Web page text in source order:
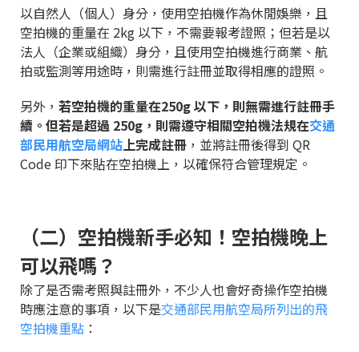
以自然人（個人）身分，使用空拍機作為休閒娛樂，且
空拍機的重量在 2kg 以下，不需要報考證照；但若是以
法人（企業或組織）身分，且使用空拍機進行商業、航
拍或監測等用途時，則需進行註冊並取得相應的證照。
另外， 若空拍機的重量在250g 以下，則無需進行註冊手
續。但若是超過 250g，則需遵守相關空拍機法規在交通
部民用航空局網站 上完成註冊 ，並將註冊後得到 QR
Code 印下來貼在空拍機上，以確保符合管理規定。
（二）空拍機新手必知！空拍機晚上
可以飛嗎？
除了是否需考照與註冊外，不少人也會好奇操作空拍機
時應注意的事項，以下是交通部民用航空局所列出的飛
空拍機重點 ：